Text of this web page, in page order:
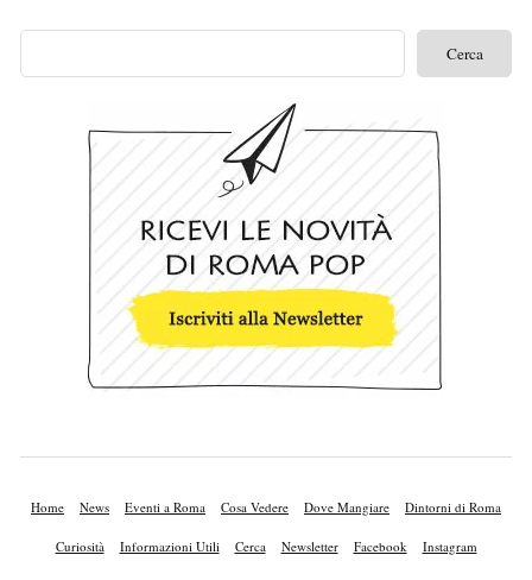
Home News Eventi a Roma Cosa Vedere Dove Mangiare Dintorni di Roma
Curiosità Informazioni Utili Cerca Newsletter Facebook Instagram